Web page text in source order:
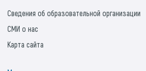
Сведения об образовательной организации
СМИ о нас
Карта сайта